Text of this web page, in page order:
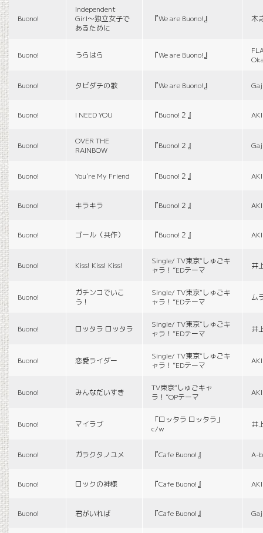
Buono!
Independent
Girl〜独立女子で
あるために
『We are Buono!』 木
Buono! うらはら 『We are Buono!』
Buono! タビダチの歌 『We are Buono!』
Buono! I NEED YOU 『Buono!２』
Buono!
OVER THE
RAINBOW
『Buono!２』
Buono! You're My Friend 『Buono!２』
Buono! キラキラ 『Buono!２』
Buono! ゴール（共作） 『Buono!２』
Buono! Kiss! Kiss! Kiss!
Single/ TV東京“しゅごキ
ャラ！”EDテーマ
井
Buono!
ガチンコでいこ
う！
Single/ TV東京“しゅごキ
ャラ！”EDテーマ
ム
Buono! ロッタラ ロッタラ
Single/ TV東京“しゅごキ
ャラ！”EDテーマ
井
Buono! 恋愛ライダー
Single/ TV東京“しゅごキ
ャラ！”EDテーマ
Buono! みんなだいすき
TV東京“しゅごキャ
ラ！”OPテーマ
Buono! マイラブ
「ロッタラ ロッタラ」
c/w
井
Buono! ガラクタノユメ 『Cafe Buono!』 A-
Buono! ロックの神様 『Cafe Buono!』
Buono! 君がいれば 『Cafe Buono!』